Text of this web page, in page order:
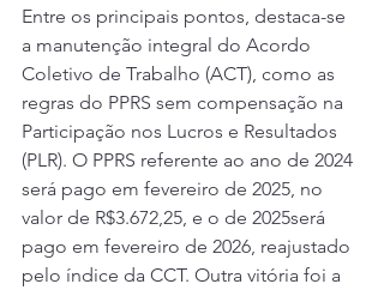
Entre os principais pontos, destaca-se
a manutenção integral do Acordo
Coletivo de Trabalho (ACT), como as
regras do PPRS sem compensação na
Participação nos Lucros e Resultados
(PLR). O PPRS referente ao ano de 2024
será pago em fevereiro de 2025, no
valor de R$3.672,25, e o de 2025será
pago em fevereiro de 2026, reajustado
pelo índice da CCT. Outra vitória foi a